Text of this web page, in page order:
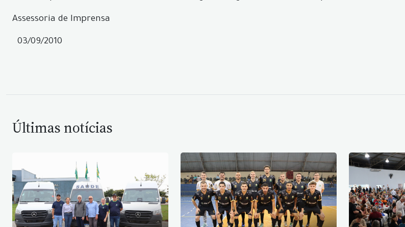
Assessoria de Imprensa
03/09/2010
Últimas notícias